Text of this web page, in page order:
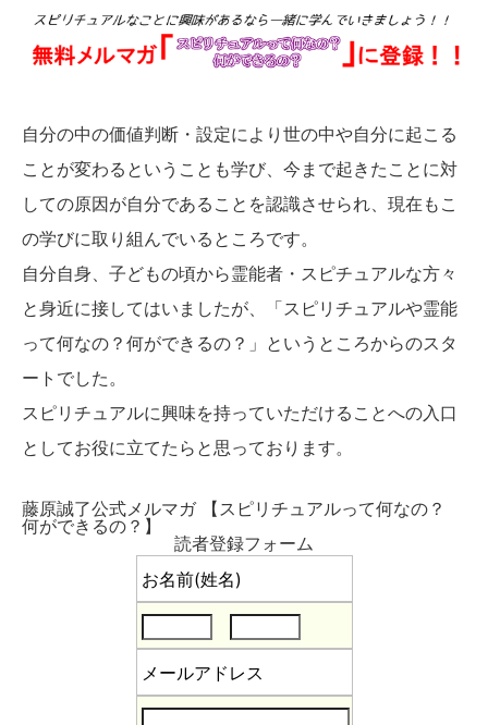
自分の中の価値判断・設定により世の中や自分に起こる
ことが変わるということも学び、今まで起きたことに対
しての原因が自分であることを認識させられ、現在もこ
の学びに取り組んでいるところです。
自分自身、子どもの頃から霊能者・スピチュアルな方々
と身近に接してはいましたが、「スピリチュアルや霊能
って何なの？何ができるの？」というところからのスタ
ートでした。
スピリチュアルに興味を持っていただけることへの入口
としてお役に立てたらと思っております。
藤原誠了公式メルマガ 【スピリチュアルって何なの？
何ができるの？】
読者登録フォーム
お名前(姓名)
メールアドレス